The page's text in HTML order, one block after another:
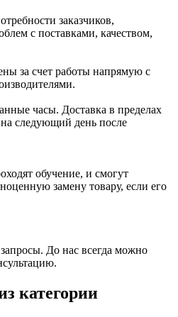
заказчиков,
с поставками, качеством,
за счет работы напрямую с
часы. Доставка в пределах
следующий день после
обучение, и смогут
замену товару, если его
До нас всегда можно
категории